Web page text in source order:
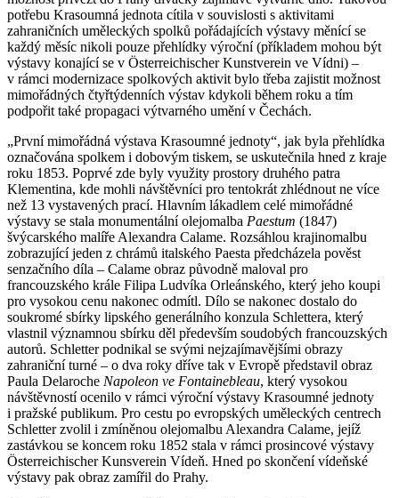
potřebu Krasoumná jednota cítila v souvislosti s aktivitami
zahraničních uměleckých spolků pořádajících výstavy měnící se
každý měsíc nikoli pouze přehlídky výroční (příkladem mohou být
výstavy konající se v Österreichischer Kunstverein ve Vídni) –
v rámci modernizace spolkových aktivit bylo třeba zajistit možnost
mimořádných čtyřtýdenních výstav kdykoli během roku a tím
podpořit také propagaci výtvarného umění v Čechách.
„První mimořádná výstava Krasoumné jednoty“, jak byla přehlídka
označována spolkem i dobovým tiskem, se uskutečnila hned z kraje
roku 1853. Poprvé zde byly využity prostory druhého patra
Klementina, kde mohli návštěvníci pro tentokrát zhlédnout ne více
než 13 vystavených prací. Hlavním lákadlem celé mimořádné
výstavy se stala monumentální olejomalba Paestum (1847)
švýcarského malíře Alexandra Calame. Rozsáhlou krajinomalbu
zobrazující jeden z chrámů italského Paesta předcházela pověst
senzačního díla – Calame obraz původně maloval pro
francouzského krále Filipa Ludvíka Orleánského, který jeho koupi
pro vysokou cenu nakonec odmítl. Dílo se nakonec dostalo do
soukromé sbírky lipského generálního konzula Schlettera, který
vlastnil významnou sbírku děl především soudobých francouzských
autorů. Schletter podnikal se svými nejzajímavějšími obrazy
zahraniční turné – o dva roky dříve tak v Evropě představil obraz
Paula Delaroche Napoleon ve Fontainebleau, který vysokou
návštěvností ocenilo v rámci výroční výstavy Krasoumné jednoty
i pražské publikum. Pro cestu po evropských uměleckých centrech
Schletter zvolil i zmíněnou olejomalbu Alexandra Calame, jejíž
zastávkou se koncem roku 1852 stala v rámci prosincové výstavy
Österreichischer Kunsverein Vídeň. Hned po skončení vídeňské
výstavy pak obraz zamířil do Prahy.